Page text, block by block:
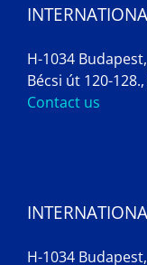
H-1034 Budapest,
Bécsi út 120-
Contact us
H-1034 Budapest,